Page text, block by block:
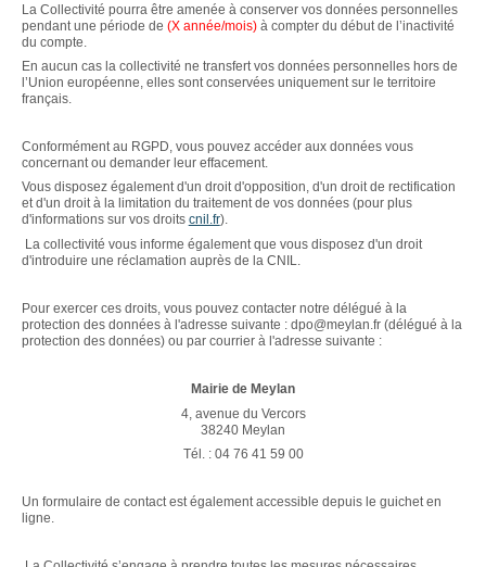
La Collectivité pourra être amenée à conserver vos données personnelles
pendant une période de (X année/mois) à compter du début de l’inactivité
du compte.
En aucun cas la collectivité ne transfert vos données personnelles hors de
l’Union européenne, elles sont conservées uniquement sur le territoire
français.
Conformément au RGPD, vous pouvez accéder aux données vous
concernant ou demander leur effacement.
Vous disposez également d'un droit d'opposition, d'un droit de rectification
et d'un droit à la limitation du traitement de vos données (pour plus
d'informations sur vos droits cnil.fr).
La collectivité vous informe également que vous disposez d'un droit
d'introduire une réclamation auprès de la CNIL.
Pour exercer ces droits, vous pouvez contacter notre délégué à la
protection des données à l'adresse suivante : dpo@meylan.fr (délégué à la
protection des données) ou par courrier à l'adresse suivante :
Mairie de Meylan
4, avenue du Vercors
38240 Meylan
Tél. : 04 76 41 59 00
Un formulaire de contact est également accessible depuis le guichet en
ligne.